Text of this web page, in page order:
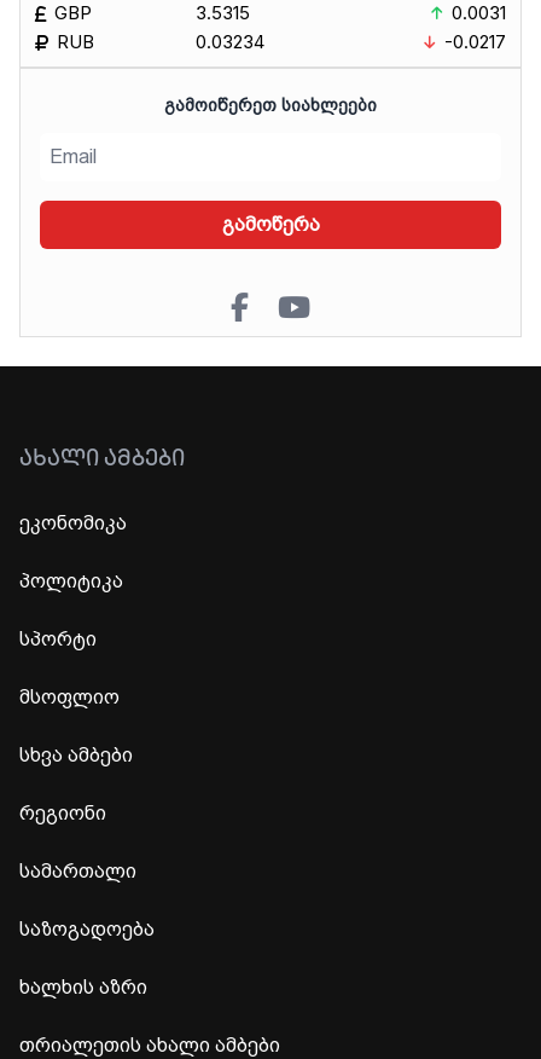
GBP
RUB
3.5315
0.03234
0.0031
-0.0217
ᲒᲐᲛᲝᲘᲬᲔᲠᲔᲗ ᲡᲘᲐᲮᲚᲔᲔᲑᲘ
გამოწერა
ᲐᲮᲐᲚᲘ ᲐᲛᲑᲔᲑᲘ
ეკონომიკა
პოლიტიკა
სპორტი
მსოფლიო
სხვა ამბები
რეგიონი
სამართალი
საზოგადოება
ხალხის აზრი
თრიალეთის ახალი ამბები